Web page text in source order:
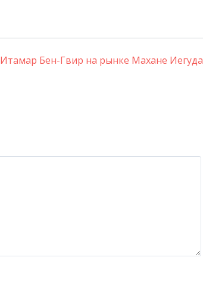
Итамар Бен-Гвир на рынке Махане Иегуда